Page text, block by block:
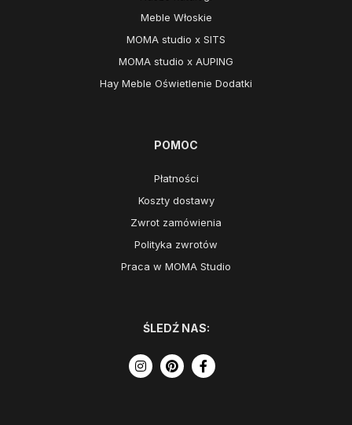
Meble Włoskie
MOMA studio x SITS
MOMA studio x AUPING
Hay Meble Oświetlenie Dodatki
POMOC
Płatności
Koszty dostawy
Zwrot zamówienia
Polityka zwrotów
Praca w MOMA Studio
ŚLEDŹ NAS: